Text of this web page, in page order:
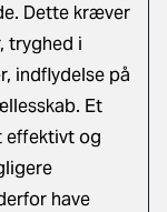
Dette kræver
tryghed i
indflydelse på
Et
effektivt og
have